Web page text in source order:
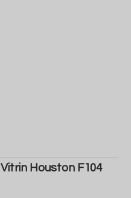
Vitrin Houston F104